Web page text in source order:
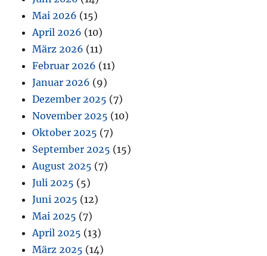
Mai 2026 (15)
April 2026 (10)
März 2026 (11)
Februar 2026 (11)
Januar 2026 (9)
Dezember 2025 (7)
November 2025 (10)
Oktober 2025 (7)
September 2025 (15)
August 2025 (7)
Juli 2025 (5)
Juni 2025 (12)
Mai 2025 (7)
April 2025 (13)
März 2025 (14)